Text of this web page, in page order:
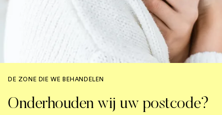
DE ZONE DIE WE BEHANDELEN
Onderhouden wij uw postcode?